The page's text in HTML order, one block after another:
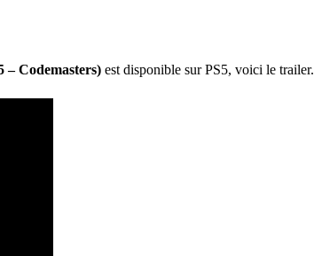
– Codemasters) est disponible sur PS5, voici le trailer.